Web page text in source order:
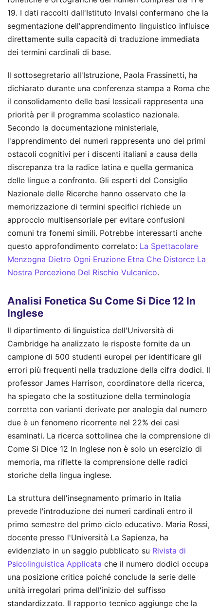
19. I dati raccolti dall'Istituto Invalsi confermano che la
segmentazione dell'apprendimento linguistico influisce
direttamente sulla capacità di traduzione immediata
dei termini cardinali di base.
Il sottosegretario all'Istruzione, Paola Frassinetti, ha
dichiarato durante una conferenza stampa a Roma che
il consolidamento delle basi lessicali rappresenta una
priorità per il programma scolastico nazionale.
Secondo la documentazione ministeriale,
l'apprendimento dei numeri rappresenta uno dei primi
ostacoli cognitivi per i discenti italiani a causa della
discrepanza tra la radice latina e quella germanica
delle lingue a confronto. Gli esperti del Consiglio
Nazionale delle Ricerche hanno osservato che la
memorizzazione di termini specifici richiede un
approccio multisensoriale per evitare confusioni
comuni tra fonemi simili. Potrebbe interessarti anche
questo approfondimento correlato: La Spettacolare
Menzogna Dietro Ogni Eruzione Etna Che Distorce La
Nostra Percezione Del Rischio Vulcanico.
Analisi Fonetica Su Come Si Dice 12 In
Inglese
Il dipartimento di linguistica dell'Università di
Cambridge ha analizzato le risposte fornite da un
campione di 500 studenti europei per identificare gli
errori più frequenti nella traduzione della cifra dodici. Il
professor James Harrison, coordinatore della ricerca,
ha spiegato che la sostituzione della terminologia
corretta con varianti derivate per analogia dal numero
due è un fenomeno ricorrente nel 22% dei casi
esaminati. La ricerca sottolinea che la comprensione di
Come Si Dice 12 In Inglese non è solo un esercizio di
memoria, ma riflette la comprensione delle radici
storiche della lingua inglese.
La struttura dell'insegnamento primario in Italia
prevede l'introduzione dei numeri cardinali entro il
primo semestre del primo ciclo educativo. Maria Rossi,
docente presso l'Università La Sapienza, ha
evidenziato in un saggio pubblicato su Rivista di
Psicolinguistica Applicata che il numero dodici occupa
una posizione critica poiché conclude la serie delle
unità irregolari prima dell'inizio del suffisso
standardizzato. Il rapporto tecnico aggiunge che la